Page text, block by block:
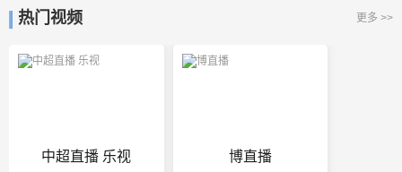
热门视频 更多 >>
中超直播 乐视 博直播